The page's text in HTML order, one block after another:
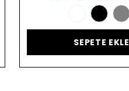
SEPETE EKLE